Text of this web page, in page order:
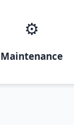
⚙️
Maintenance